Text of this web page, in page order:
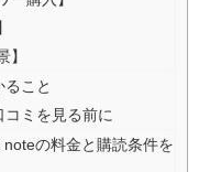
】
こと
ミを見る前に
の料金と購読条件を